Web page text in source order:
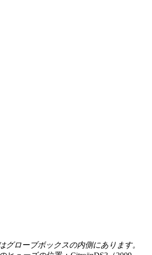
グローブボックスの内側にあります。